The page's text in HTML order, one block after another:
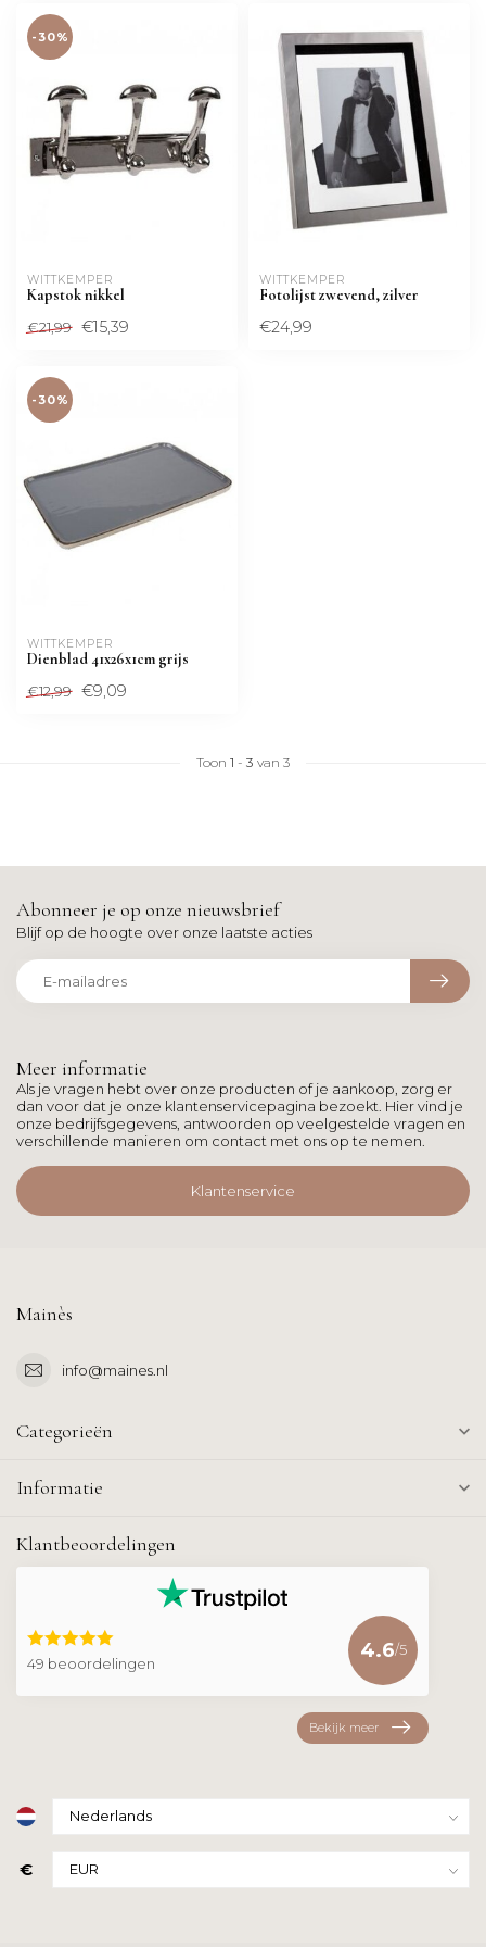
-30%
WITTKEMPER
Kapstok nikkel
€21,99 €15,39
WITTKEMPER
Fotolijst zwevend, zilver
€24,99
-30%
WITTKEMPER
Dienblad 41x26x1cm grijs
€12,99 €9,09
Toon 1 - 3 van 3
Meer informatie
Als je vragen hebt over onze producten of je aankoop, zorg er
dan voor dat je onze klantenservicepagina bezoekt. Hier vind je
onze bedrijfsgegevens, antwoorden op veelgestelde vragen en
verschillende manieren om contact met ons op te nemen.
Klantenservice
Abonneer je op onze nieuwsbrief
Blijf op de hoogte over onze laatste acties
Mainès
info@maines.nl
Categorieën
Informatie
Klantbeoordelingen
49 beoordelingen
4.6/5
Bekijk meer
€